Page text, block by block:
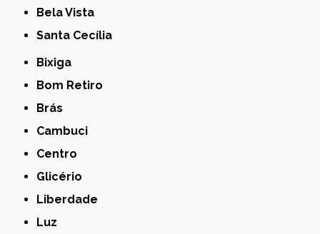
Bela Vista
Santa Cecília
Bixiga
Bom Retiro
Brás
Cambuci
Centro
Glicério
Liberdade
Luz